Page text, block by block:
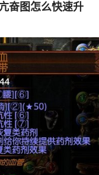
奋图怎么快速升